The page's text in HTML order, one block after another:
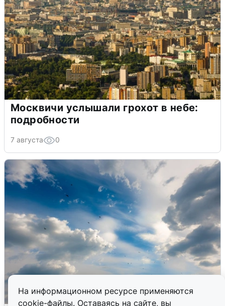
На информационном ресурсе применяются
cookie-файлы. Оставаясь на сайте, вы
Москвичи услышали грохот в небе:
подробности
7 августа 0